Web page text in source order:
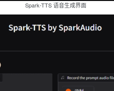
Spark-TTS 语音生成界面